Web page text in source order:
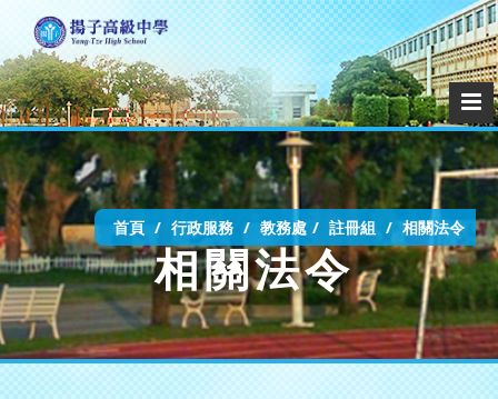
首頁 行政服務 教務處 註冊組 相關法令
相關法令